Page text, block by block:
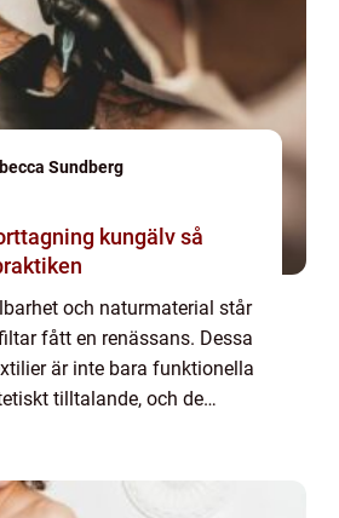
Sundberg
kungälv så
och naturmaterial står
fått en renässans. Dessa
är inte bara funktionella
tilltalande, och de